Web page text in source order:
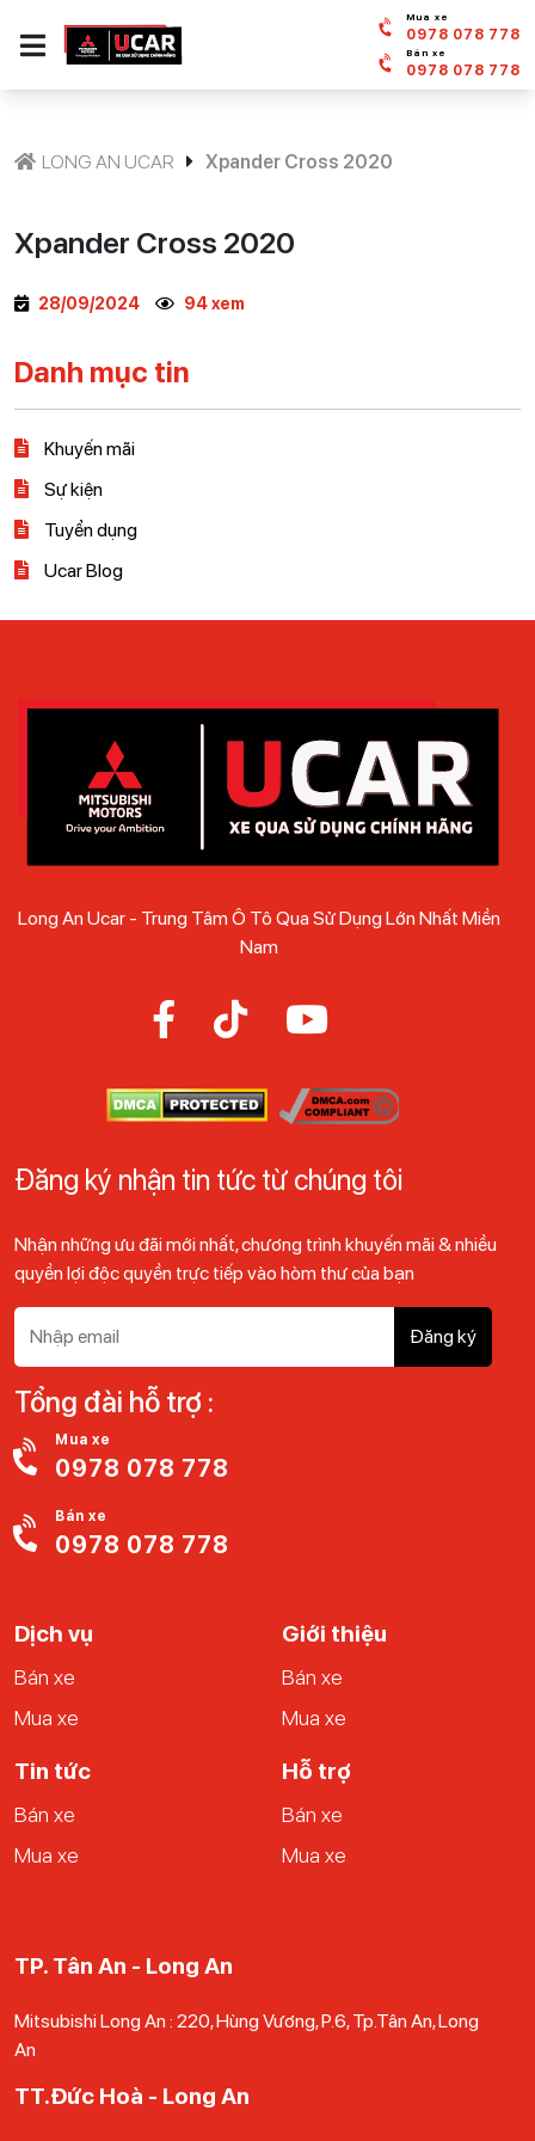
Mua xe
0978 078 778
Bán xe
0978 078 778
LONG AN UCAR Xpander Cross 2020
Xpander Cross 2020
28/09/2024 94 xem
Danh mục tin
Khuyến mãi
Sự kiện
Tuyển dụng
Ucar Blog
Long An Ucar - Trung Tâm Ô Tô Qua Sử Dụng Lớn Nhất Miền
Nam
Đăng ký nhận tin tức từ chúng tôi
Nhận những ưu đãi mới nhất, chương trình khuyến mãi & nhiều
quyền lợi độc quyền trực tiếp vào hòm thư của bạn
Đăng ký
Tổng đài hỗ trợ :
Mua xe
0978 078 778
Bán xe
0978 078 778
Dịch vụ
Bán xe
Mua xe
Giới thiệu
Bán xe
Mua xe
Tin tức
Bán xe
Mua xe
Hỗ trợ
Bán xe
Mua xe
TP. Tân An - Long An
Mitsubishi Long An : 220, Hùng Vương, P.6, Tp.Tân An, Long
An
TT.Đức Hoà - Long An